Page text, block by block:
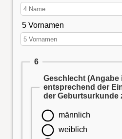
5 Vornamen
6
Geschlecht (Angabe
entsprechend der
der Geburtsurkunde
männlich
weiblich